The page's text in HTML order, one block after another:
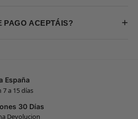
PAGO ACEPTÁIS? +
España
a 15 días
30 Días
Devolucion